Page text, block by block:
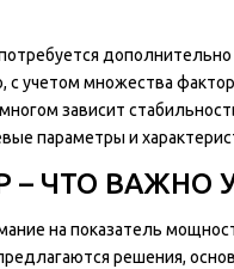
учетом множества
зависит
параметры и
ЧТО ВАЖНО
на показатель
решения,